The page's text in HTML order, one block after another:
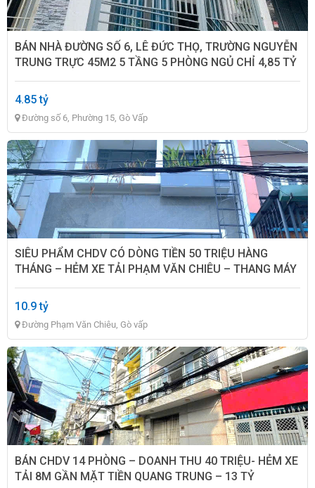
BÁN NHÀ ĐƯỜNG SỐ 6, LÊ ĐỨC THỌ, TRƯỜNG NGUYỄN
TRUNG TRỰC 45M2 5 TẦNG 5 PHÒNG NGỦ CHỈ 4,85 TỶ
4.85 tỷ
Đường số 6, Phường 15, Gò Vấp
SIÊU PHẨM CHDV CÓ DÒNG TIỀN 50 TRIỆU HÀNG
THÁNG – HẺM XE TẢI PHẠM VĂN CHIÊU – THANG MÁY
PCCC ĐỦ – HƠN 10TỶ
10.9 tỷ
Đường Phạm Văn Chiêu, Gò vấp
BÁN CHDV 14 PHÒNG – DOANH THU 40 TRIỆU- HẺM XE
TẢI 8M GẦN MẶT TIỀN QUANG TRUNG – 13 TỶ